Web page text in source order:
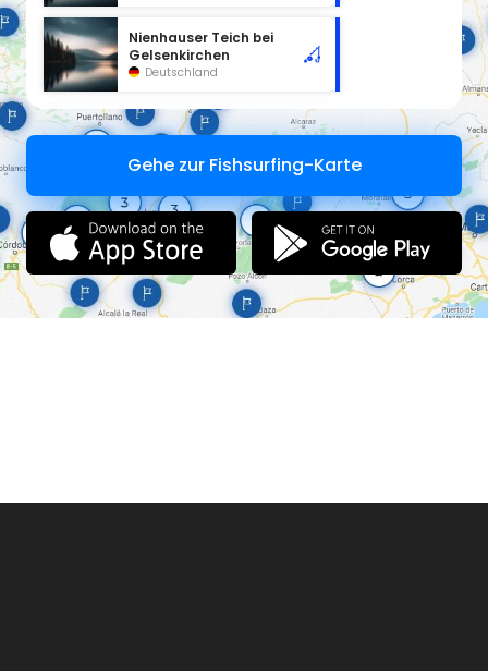
Nienhauser Teich bei
Gelsenkirchen
Deutschland
Gehe zur Fishsurfing-Karte